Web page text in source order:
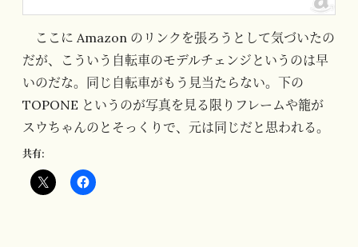
ここに Amazon のリンクを張ろうとして気づいたの
だが、こういう自転車のモデルチェンジというのは早
いのだな。同じ自転車がもう見当たらない。下の
TOPONE というのが写真を見る限りフレームや籠が
スウちゃんのとそっくりで、元は同じだと思われる。
共有: